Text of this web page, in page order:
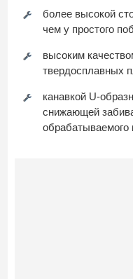
более высокой
чем у простого
высоким
твердосплавных
канавкой U-
снижающей
обрабатываемого